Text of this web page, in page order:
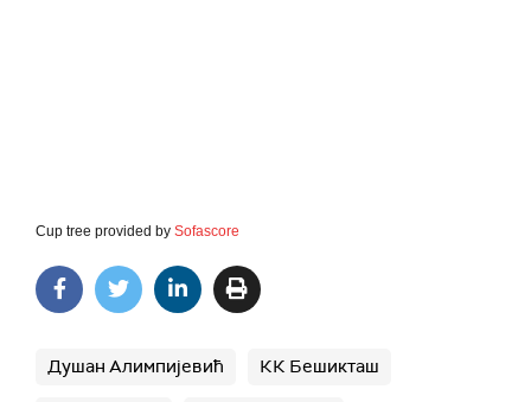
Cup tree provided by Sofascore
Душан Алимпијевић КК Бешикташ